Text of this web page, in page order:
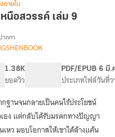
ภายใน
นือสวรรค์ เล่ม 9
เรื่อง
เทพ
มาร
เหนือ
กกา
1.38K
ยอดวิว
PDF/EPUB
ประเภทไฟล์
6 มี.
วันที่ว
ฐานจนกลายเป็นคนไร้ประโยชน์
อง แต่กลับได้รับมรดกทางปัญญา
หว มอบโอกาสให้เขาได้ล้างแค้น